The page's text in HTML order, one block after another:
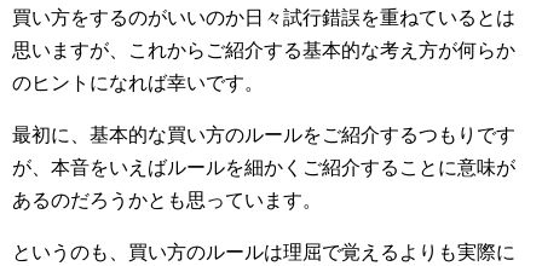
買い方をするのがいいのか日々試行錯誤を重ねているとは
思いますが、これからご紹介する基本的な考え方が何らか
のヒントになれば幸いです。
最初に、基本的な買い方のルールをご紹介するつもりです
が、本音をいえばルールを細かくご紹介することに意味が
あるのだろうかとも思っています。
というのも、買い方のルールは理屈で覚えるよりも実際に